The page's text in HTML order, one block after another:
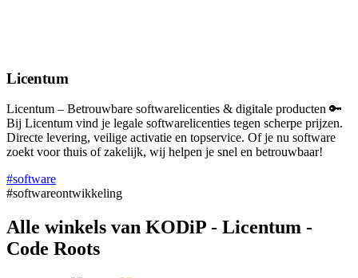
Licentum
Licentum – Betrouwbare softwarelicenties & digitale producten 🔑
Bij Licentum vind je legale softwarelicenties tegen scherpe prijzen.
Directe levering, veilige activatie en topservice. Of je nu software
zoekt voor thuis of zakelijk, wij helpen je snel en betrouwbaar!
#software
#softwareontwikkeling
Alle winkels van KODiP - Licentum -
Code Roots